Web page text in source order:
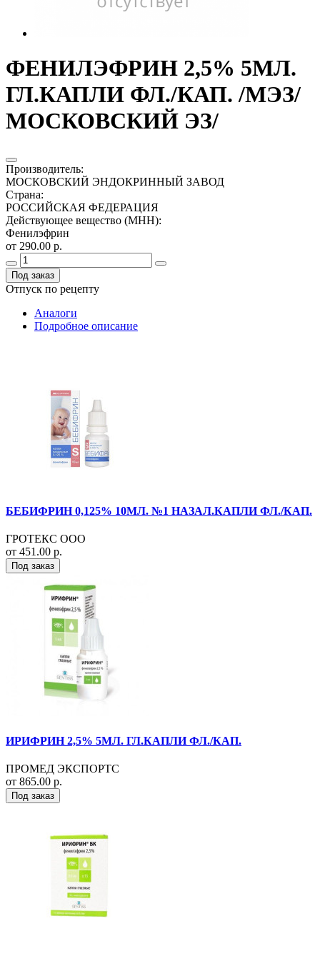
ФЕНИЛЭФРИН 2,5% 5МЛ.
ГЛ.КАПЛИ ФЛ./КАП. /МЭЗ/
МОСКОВСКИЙ ЭЗ/
Производитель:
МОСКОВСКИЙ ЭНДОКРИННЫЙ ЗАВОД
Страна:
РОССИЙСКАЯ ФЕДЕРАЦИЯ
Действующее вещество (МНН):
Фенилэфрин
от 290.00 р.
Под заказ
Отпуск по рецепту
Аналоги
Подробное описание
БЕБИФРИН 0,125% 10МЛ. №1 НАЗАЛ.КАПЛИ ФЛ./КАП.
ГРОТЕКС ООО
от 451.00 р.
Под заказ
ИРИФРИН 2,5% 5МЛ. ГЛ.КАПЛИ ФЛ./КАП.
ПРОМЕД ЭКСПОРТС
от 865.00 р.
Под заказ